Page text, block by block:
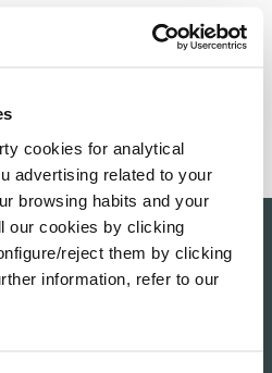
cookies for analytical
advertising related to your
browsing habits and your
our cookies by clicking
reject them by clicking
information, refer to our
Airzone Pro